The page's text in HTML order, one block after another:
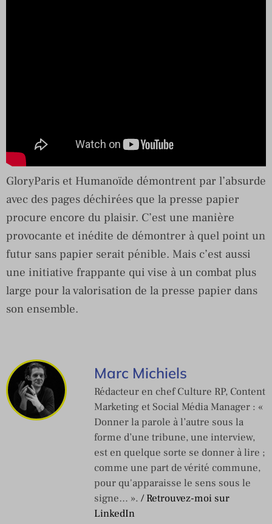
GloryParis et Humanoïde démontrent par l’absurde
avec des pages déchirées que la presse papier
procure encore du plaisir. C’est une manière
provocante et inédite de démontrer à quel point un
futur sans papier serait pénible. Mais c’est aussi
une initiative frappante qui vise à un combat plus
large pour la valorisation de la presse papier dans
son ensemble.
Marc Michiels
Rédacteur en chef Culture RP, Content
Marketing et Social Média Manager : «
Donner la parole à l’autre sous la
forme d’une tribune, une interview,
est en quelque sorte se donner à lire ;
comme une part de vérité commune,
pour qu'apparaisse le sens sous le
signe… ». / Retrouvez-moi sur
LinkedIn